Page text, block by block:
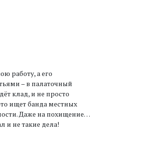
работу, а его
– в палаточный
клад, и не просто
ищет банда местных
Даже на похищение…
и не такие дела!